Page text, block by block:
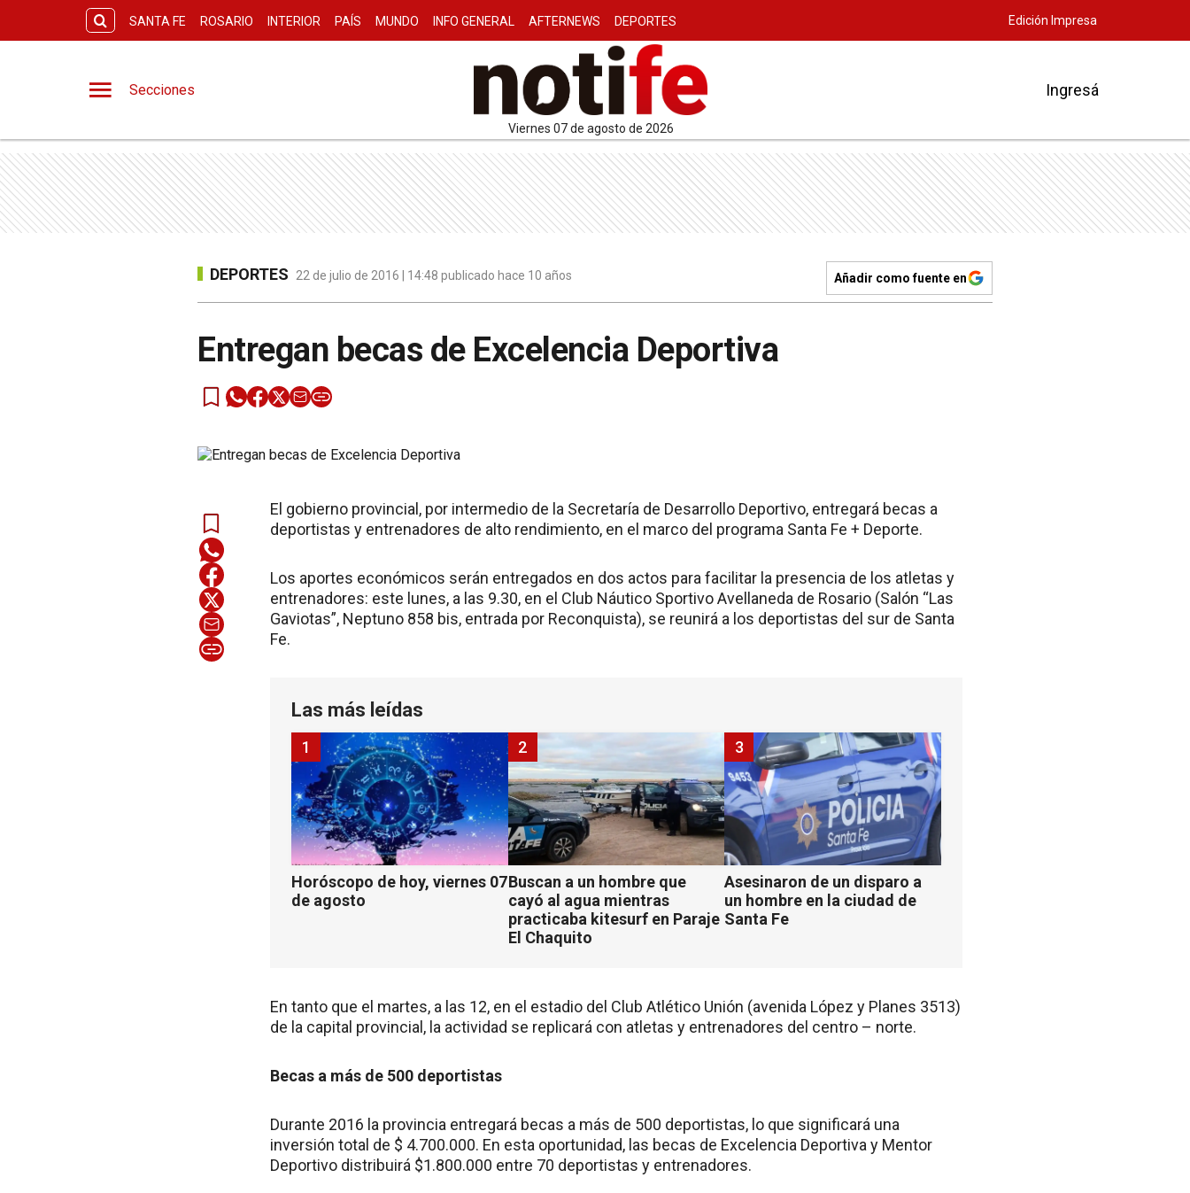
SANTA FE ROSARIO INTERIOR PAÍS MUNDO INFO GENERAL AFTERNEWS DEPORTES Edición Impresa
Secciones
viernes 07 de agosto de 2026
Ingresá
DEPORTES 22 de julio de 2016 | 14:48 publicado hace 10 años Añadir como fuente en
Entregan becas de Excelencia Deportiva
El gobierno provincial, por intermedio de la Secretaría de Desarrollo Deportivo, entregará becas a
deportistas y entrenadores de alto rendimiento, en el marco del programa Santa Fe + Deporte.
Los aportes económicos serán entregados en dos actos para facilitar la presencia de los atletas y
entrenadores: este lunes, a las 9.30, en el Club Náutico Sportivo Avellaneda de Rosario (Salón “Las
Gaviotas”, Neptuno 858 bis, entrada por Reconquista), se reunirá a los deportistas del sur de Santa
Fe.
Las más leídas
Horóscopo de hoy, viernes 07
de agosto
1
Buscan a un hombre que
cayó al agua mientras
practicaba kitesurf en Paraje
El Chaquito
2
Asesinaron de un disparo a
un hombre en la ciudad de
Santa Fe
3
En tanto que el martes, a las 12, en el estadio del Club Atlético Unión (avenida López y Planes 3513)
de la capital provincial, la actividad se replicará con atletas y entrenadores del centro – norte.
Becas a más de 500 deportistas
Durante 2016 la provincia entregará becas a más de 500 deportistas, lo que significará una
inversión total de $ 4.700.000. En esta oportunidad, las becas de Excelencia Deportiva y Mentor
Deportivo distribuirá $1.800.000 entre 70 deportistas y entrenadores.